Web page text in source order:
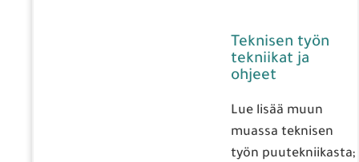
Teknisen työn
tekniikat ja
ohjeet
Lue lisää muun
muassa teknisen
työn puutekniikasta;